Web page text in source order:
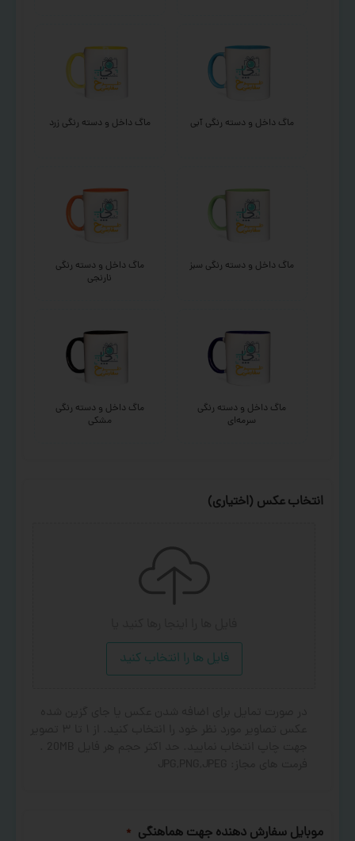
ماگ داخل و دسته رنگی آبی ماگ داخل و دسته رنگی زرد
ماگ داخل و دسته رنگی سبز
ماگ داخل و دسته رنگی
نارنجی
ماگ داخل و دسته رنگی
سرمه‌ای
ماگ داخل و دسته رنگی
مشکی
انتخاب عکس (اختیاری)
فایل ها را انتخاب کنید
موبایل سفارش دهنده جهت هماهنگی *